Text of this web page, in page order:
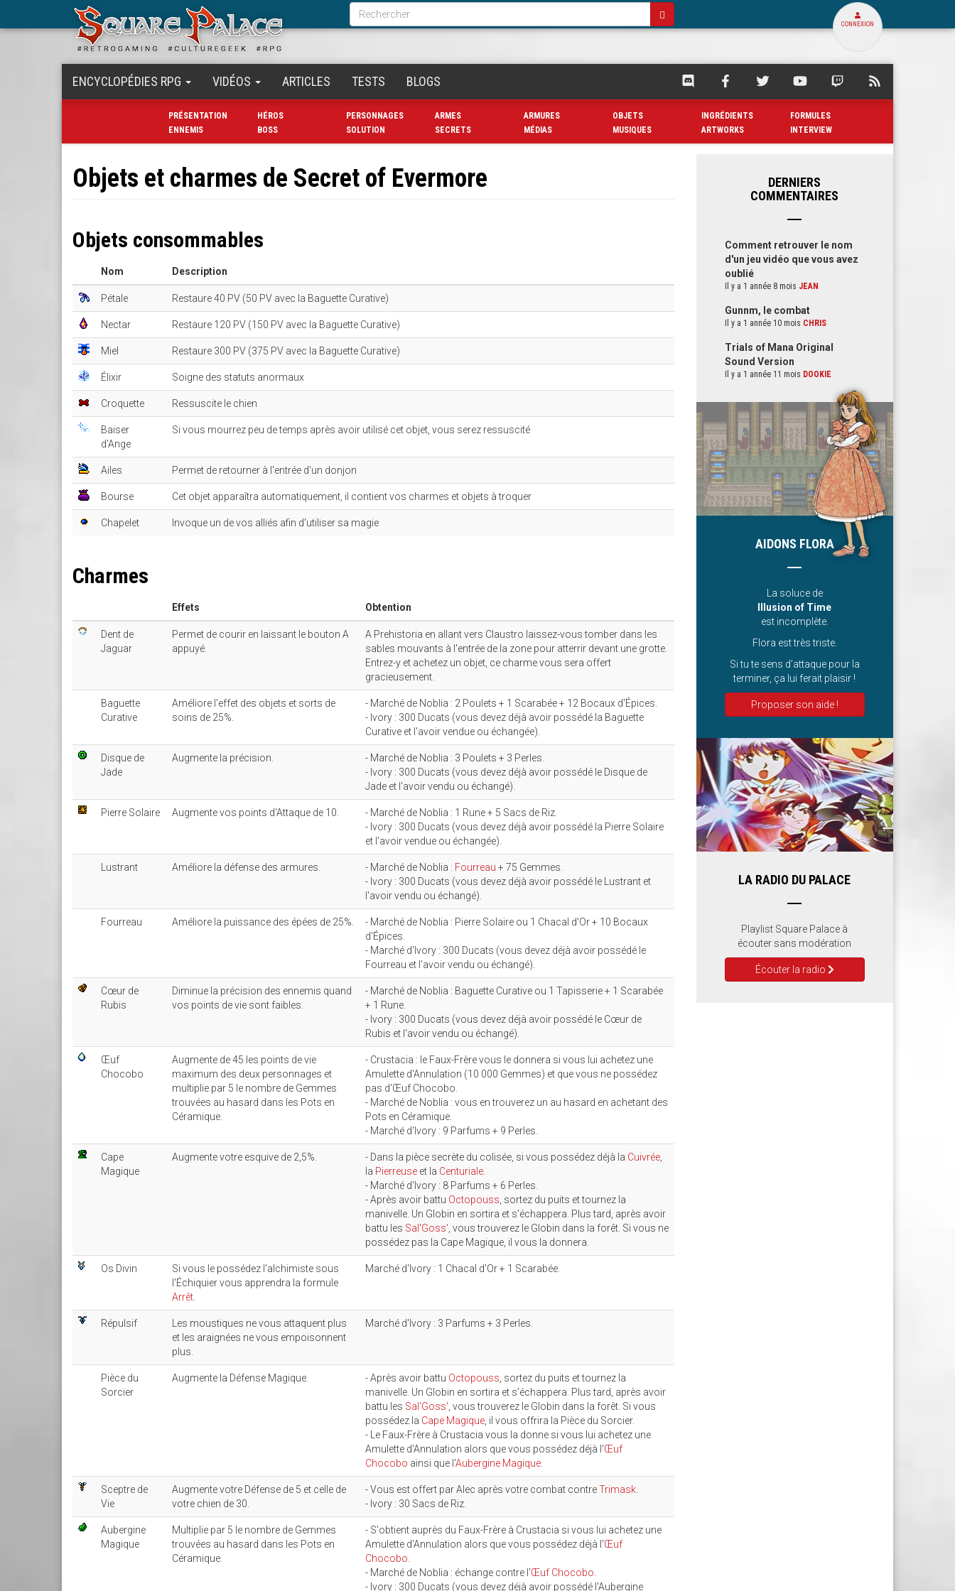
Formulaire
de
recherche
Rechercher
CONNEXION
ENCYCLOPÉDIES RPG VIDÉOS ARTICLES TESTS BLOGS
SQUARE
SUR
DISCORD
SQUARE
SUR
FACEBOOK
SQUARE
TWITTER
SQUARE
SUR
YOUTUBE
SQUARE
PRÉSENTATION HÉROS PERSONNAGES ARMES ARMURES OBJETS INGRÉDIENTS
FORMULES
ENNEMIS
BOSS SOLUTION SECRETS MÉDIAS MUSIQUES ARTWORKS INTERVIEW
Objets et charmes de Secret of Evermore
Objets consommables
Nom Description
Pétale Restaure 40 PV (50 PV avec la Baguette Curative)
Nectar Restaure 120 PV (150 PV avec la Baguette Curative)
Miel Restaure 300 PV (375 PV avec la Baguette Curative)
Élixir Soigne des statuts anormaux
Croquette Ressuscite le chien
Baiser
d'Ange
Si vous mourrez peu de temps après avoir utilisé cet objet, vous serez ressuscité
Ailes Permet de retourner à l'entrée d'un donjon
Bourse Cet objet apparaîtra automatiquement, il contient vos charmes et objets à troquer
Chapelet Invoque un de vos alliés afin d'utiliser sa magie
Charmes
Effets Obtention
Dent de
Jaguar
Permet de courir en laissant le bouton A
appuyé.
A Prehistoria en allant vers Claustro laissez-vous tomber dans les
sables mouvants à l'entrée de la zone pour atterrir devant une grotte.
Entrez-y et achetez un objet, ce charme vous sera offert
gracieusement.
Baguette
Curative
Améliore l'effet des objets et sorts de
soins de 25%.
- Marché de Noblia : 2 Poulets + 1 Scarabée + 12 Bocaux d'Épices.
- Ivory : 300 Ducats (vous devez déjà avoir possédé la Baguette
Curative et l'avoir vendue ou échangée).
Disque de
Jade
Augmente la précision.
- Marché de Noblia : 3 Poulets + 3 Perles.
- Ivory : 300 Ducats (vous devez déjà avoir possédé le Disque de
Jade et l'avoir vendu ou échangé).
Pierre Solaire Augmente vos points d'Attaque de 10.
- Marché de Noblia : 1 Rune + 5 Sacs de Riz.
- Ivory : 300 Ducats (vous devez déjà avoir possédé la Pierre Solaire
et l'avoir vendue ou échangée).
Lustrant Améliore la défense des armures. - Marché de Noblia : Fourreau + 75 Gemmes.
- Ivory : 300 Ducats (vous devez déjà avoir possédé le Lustrant et
l'avoir vendu ou échangé).
Fourreau Améliore la puissance des épées de 25%.
- Marché de Noblia : Pierre Solaire ou 1 Chacal d'Or + 10 Bocaux
d'Épices.
- Marché d'Ivory : 300 Ducats (vous devez déjà avoir possédé le
Fourreau et l'avoir vendu ou échangé).
Cœur de
Rubis
Diminue la précision des ennemis quand
vos points de vie sont faibles.
- Marché de Noblia : Baguette Curative ou 1 Tapisserie + 1 Scarabée
+ 1 Rune.
- Ivory : 300 Ducats (vous devez déjà avoir possédé le Cœur de
Rubis et l'avoir vendu ou échangé).
Œuf
Chocobo
Augmente de 45 les points de vie
maximum des deux personnages et
multiplie par 5 le nombre de Gemmes
trouvées au hasard dans les Pots en
Céramique.
- Crustacia : le Faux-Frère vous le donnera si vous lui achetez une
Amulette d'Annulation (10 000 Gemmes) et que vous ne possédez
pas d'Œuf Chocobo.
- Marché de Noblia : vous en trouverez un au hasard en achetant des
Pots en Céramique.
- Marché d'Ivory : 9 Parfums + 9 Perles.
Cape
Magique
Augmente votre esquive de 2,5%. - Dans la pièce secrète du colisée, si vous possédez déjà la Cuivrée
la Pierreuse et la Centuriale
- Marché d'Ivory : 8 Parfums + 6 Perles.
- Après avoir battu Octopouss , sortez du puits et tournez la
manivelle. Un Globin en sortira et s'échappera. Plus tard, après avoir
battu les Sal'Goss' , vous trouverez le Globin dans la forêt. Si vous ne
possédez pas la Cape Magique, il vous la donnera.
Os Divin
Si vous le possédez l'alchimiste sous
l'Échiquier vous apprendra la formule
Arrêt
Marché d'Ivory : 1 Chacal d'Or + 1 Scarabée.
Répulsif
Les moustiques ne vous attaquent plus
et les araignées ne vous empoisonnent
plus.
Marché d'Ivory : 3 Parfums + 3 Perles.
Pièce du
Sorcier
Augmente la Défense Magique. - Après avoir battu Octopouss , sortez du puits et tournez la
manivelle. Un Globin en sortira et s'échappera. Plus tard, après avoir
battu les Sal'Goss' , vous trouverez le Globin dans la forêt. Si vous
possédez la Cape Magique , il vous offrira la Pièce du Sorcier.
- Le Faux-Frère à Crustacia vous la donne si vous lui achetez une
Amulette d'Annulation alors que vous possédez déjà l'Œuf
Chocobo ainsi que l'Aubergine Magique
Sceptre de
Vie
Augmente votre Défense de 5 et celle de
votre chien de 30.
- Vous est offert par Alec après votre combat contreTrimask
- Ivory : 30 Sacs de Riz.
Aubergine
Magique
Multiplie par 5 le nombre de Gemmes
trouvées au hasard dans les Pots en
Céramique.
- S'obtient auprès du Faux-Frère à Crustacia si vous lui achetez une
Amulette d'Annulation alors que vous possédez déjà l'Œuf
Chocobo
- Marché de Noblia : échange contre l'Œuf Chocobo
- Ivory : 300 Ducats (vous devez déjà avoir possédé l'Aubergine
DERNIERS
COMMENTAIRES
Comment retrouver le nom
d'un jeu vidéo que vous avez
oublié
Il y a 1 année 8 mois JEAN
Gunnm, le combat
Il y a 1 année 10 mois CHRIS
Trials of Mana Original
Sound Version
Il y a 1 année 11 mois DOOKIE
AIDONS FLORA
La soluce de
Illusion of Time
est incomplète.
Flora est très triste.
Si tu te sens d’attaque pour la
terminer, ça lui ferait plaisir !
Proposer son aide !
LA RADIO DU PALACE
Playlist Square Palace à
écouter sans modération
Écouter la radio